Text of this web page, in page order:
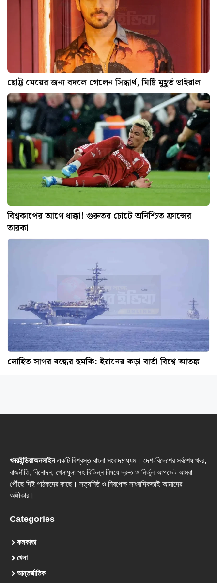
ছোট্ট মেয়ের জন্য বদলে গেলেন সিদ্ধার্থ, মিষ্টি মুহূর্ত ভাইরাল
বিশ্বকাপের আগে ধাক্কা! গুরুতর চোটে অনিশ্চিত ফ্রান্সের
তারকা
লোহিত সাগর বন্ধের হুমকি: ইরানের কড়া বার্তা বিশ্বে আতঙ্ক
খবরইন্ডিয়াঅনলাইনএকটি বিশ্বস্ত বাংলা সংবাদমাধ্যম। দেশ-বিদেশের সর্বশেষ খবর,
রাজনীতি, বিনোদন, খেলাধুলা সহ বিভিন্ন বিষয়ে দ্রুত ও নির্ভুল আপডেট আমরা
পৌঁছে দিই পাঠকদের কাছে। সত্যনিষ্ঠ ও নিরপেক্ষ সাংবাদিকতাই আমাদের
অঙ্গীকার।
Categories
কলকাতা
খেলা
আন্তর্জাতিক